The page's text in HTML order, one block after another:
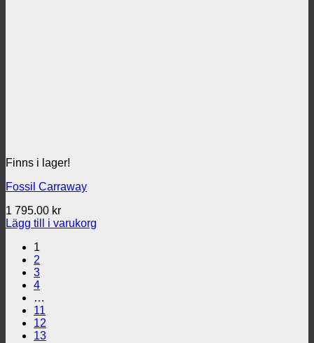
Finns i lager!
Fossil Carraway
1 795.00 kr
Lägg till i varukorg
1
2
3
4
…
11
12
13